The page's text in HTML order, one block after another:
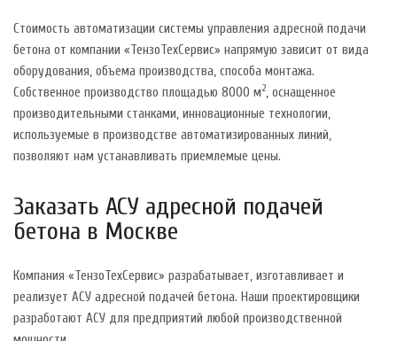
Стоимость автоматизации системы управления адресной подачи
бетона от компании «ТензоТехСервис» напрямую зависит от вида
оборудования, объема производства, способа монтажа.
Собственное производство площадью 8000 м2, оснащенное
производительными станками, инновационные технологии,
используемые в производстве автоматизированных линий,
позволяют нам устанавливать приемлемые цены.
Заказать АСУ адресной подачей
бетона в Москве
Компания «ТензоТехСервис» разрабатывает, изготавливает и
реализует АСУ адресной подачей бетона. Наши проектировщики
разработают АСУ для предприятий любой производственной